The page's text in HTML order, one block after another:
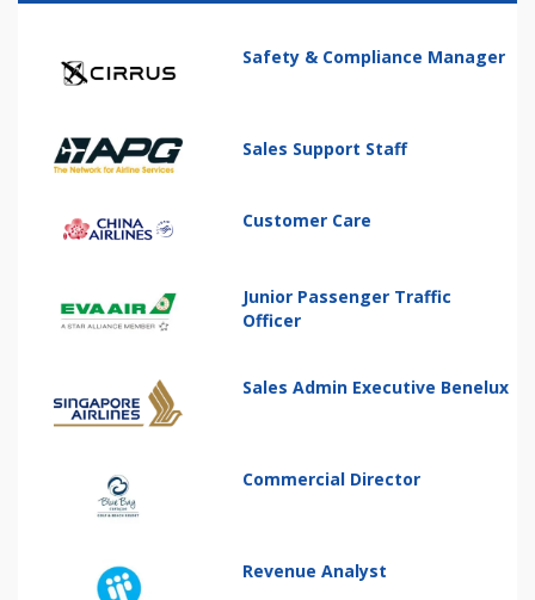
Safety & Compliance Manager
Sales Support Staff
Customer Care
Junior Passenger Traffic
Officer
Sales Admin Executive Benelux
Commercial Director
Revenue Analyst